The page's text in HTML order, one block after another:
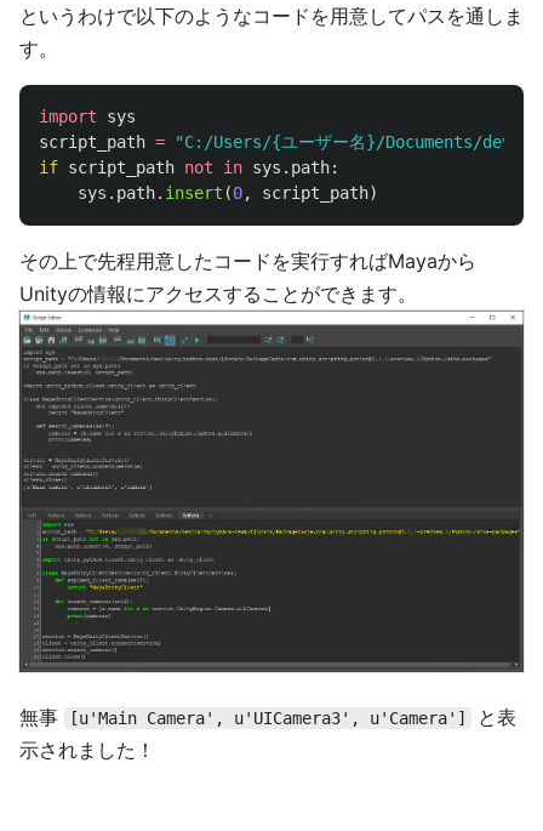
というわけで以下のようなコードを用意してパスを通しま
す。
import
sys
script_path = "C:/Users/{ユーザー名}/Documents/
if script_path not in sys . path:
sys . path. insert (0, script_path)
その上で先程用意したコードを実行すればMayaから
Unityの情報にアクセスすることができます。
無事 [u'Main Camera', u'UICamera3', u'Camera']
と表
示されました！